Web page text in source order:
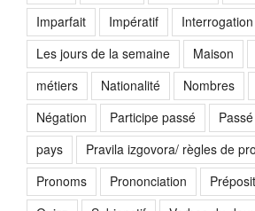
Imparfait
Impératif Interrogation
Les jours de la semaine
Maison
métiers
Nationalité Nombres
Négation
Participe passé
pays
Pravila izgovora/ règles de
Pronoms
Prononciation